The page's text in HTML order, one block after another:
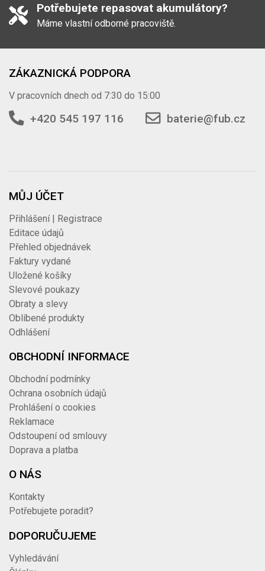
Potřebujete repasovat akumulátory?
Máme vlastní odborné pracoviště.
ZÁKAZNICKÁ PODPORA
V pracovních dnech od 7:30 do 15:00
+420 545 197 116 baterie@fub.cz
MŮJ ÚČET
Přihlášení | Registrace
Editace údajů
Přehled objednávek
Faktury vydané
Uložené košíky
Slevové poukazy
Obraty a slevy
Oblíbené produkty
Odhlášení
OBCHODNÍ INFORMACE
Obchodní podmínky
Ochrana osobních údajů
Prohlášení o cookies
Reklamace
Odstoupení od smlouvy
Doprava a platba
O NÁS
Kontakty
Potřebujete poradit?
DOPORUČUJEME
Vyhledávání